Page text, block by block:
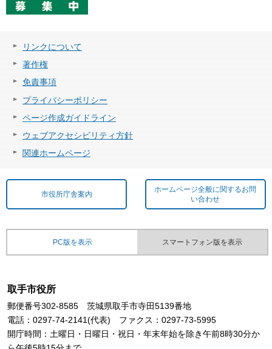
リンクについて
著作権
免責事項
プライバシーポリシー
ページ作成ガイドライン
ウェブアクセシビリティ方針
関連ホームページ
市役所庁舎案内
ホームページ全般に関するお問
い合わせ
PC版を表示 スマートフォン版を表示
取手市役所
郵便番号302-8585 茨城県取手市寺田5139番地
電話：0297-74-2141(代表) ファクス：0297-73-5995
開庁時間：土曜日・日曜日・祝日・年末年始を除き午前8時30分か